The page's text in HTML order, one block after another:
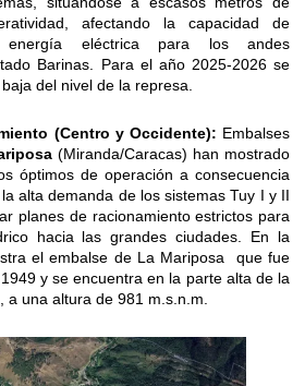
afectando la capacidad de
energía eléctrica para los andes
Barinas. Para el año 2025-2026 se
del nivel de la represa.
(Centro y Occidente): Embalses
(Miranda/Caracas) han mostrado
óptimos de operación a consecuencia
alta demanda de los sistemas Tuy I y II
planes de racionamiento estrictos para
hacia las grandes ciudades. En la
el embalse de La Mariposa que fue
y se encuentra en la parte alta de la
a una altura de 981 m.s.n.m.